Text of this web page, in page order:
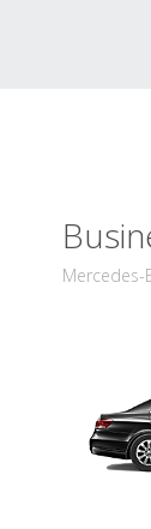
Mercedes-